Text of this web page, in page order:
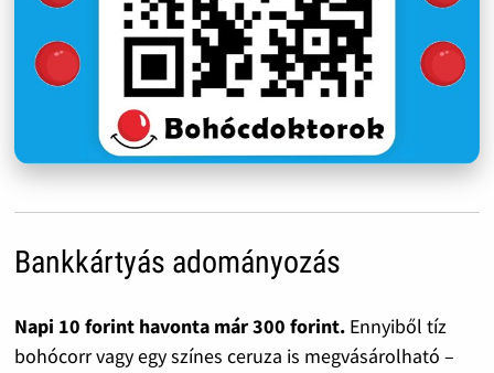
Bankkártyás adományozás
Napi 10 forint havonta már 300 forint.Ennyiből tíz
bohócorr vagy egy színes ceruza is megvásárolható –